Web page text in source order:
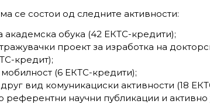
се состои од следните активности:
академска обука (42 ЕКТС-кредити);
проект за изработка на
кредит);
(6 ЕКТС-кредити);
вид комуникациски активности (18
референтни научни публикации и